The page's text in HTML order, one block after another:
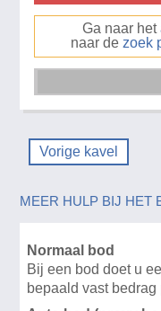
Ga naar het
naar de zoek
Vorige kavel
MEER HULP BIJ HET
Normaal bod
Bij een bod doet u
bepaald vast bedrag